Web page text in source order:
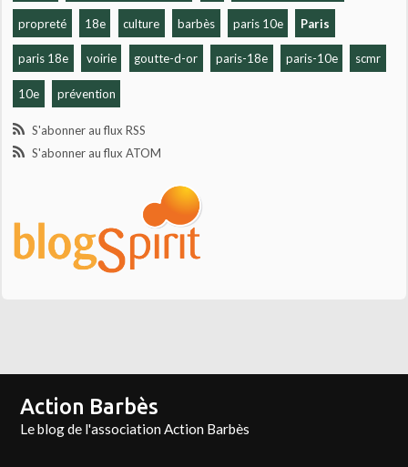
propreté 18e culture barbès paris 10e Paris
paris 18e voirie goutte-d-or paris-18e paris-10e scmr
10e prévention
S'abonner au flux RSS
S'abonner au flux ATOM
Action Barbès
Le blog de l'association Action Barbès